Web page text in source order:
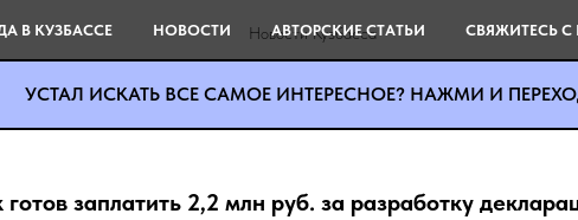
Новости Кузбасса
улицы Запорожская в
станет самой
заплатить 2,2 млн руб. за разработку
В КУЗБАССЕ НОВОСТИ АВТОРСКИЕ СТАТЬИ СВЯЖИТЕСЬ
УСТАЛ ИСКАТЬ ВСЕ САМОЕ ИНТЕРЕСНОЕ? НАЖМИ И